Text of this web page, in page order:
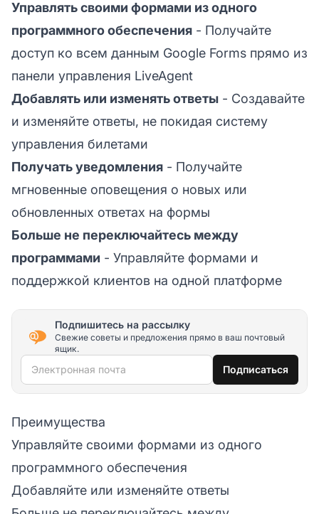
Управлять своими формами из одного
программного обеспечения - Получайте
доступ ко всем данным Google Forms прямо из
панели управления LiveAgent
Добавлять или изменять ответы - Создавайте
и изменяйте ответы, не покидая систему
управления билетами
Получать уведомления - Получайте
мгновенные оповещения о новых или
обновленных ответах на формы
Больше не переключайтесь между
программами - Управляйте формами и
поддержкой клиентов на одной платформе
Подпишитесь на рассылку
Свежие советы и предложения прямо в ваш почтовый
ящик.
Электронная почта Подписаться
Преимущества
Управляйте своими формами из одного
программного обеспечения
Добавляйте или изменяйте ответы